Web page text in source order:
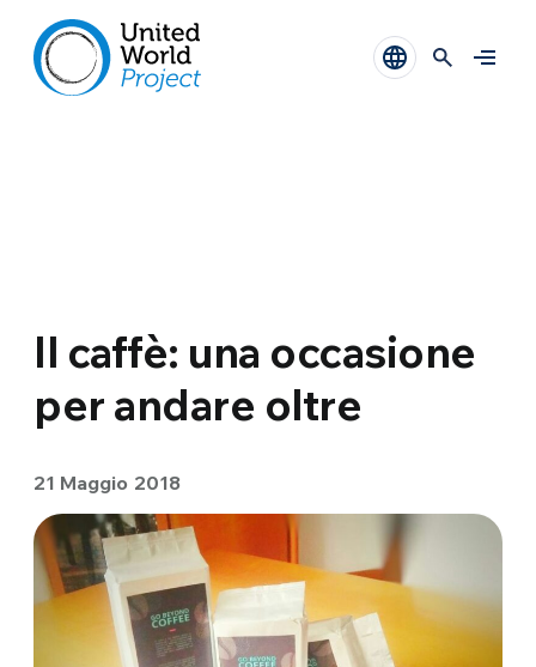
Il caffè: una occasione
per andare oltre
21 Maggio 2018